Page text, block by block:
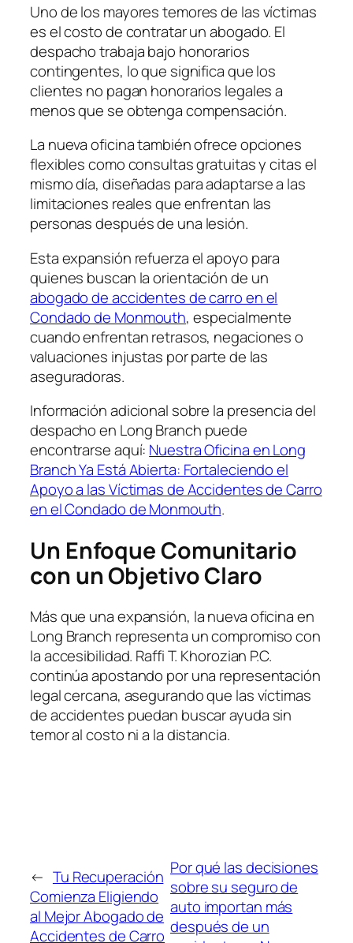
Uno de los mayores temores de las víctimas
es el costo de contratar un abogado. El
despacho trabaja bajo honorarios
contingentes, lo que significa que los
clientes no pagan honorarios legales a
menos que se obtenga compensación.
La nueva oficina también ofrece opciones
flexibles como consultas gratuitas y citas el
mismo día, diseñadas para adaptarse a las
limitaciones reales que enfrentan las
personas después de una lesión.
Esta expansión refuerza el apoyo para
quienes buscan la orientación de un
abogado de accidentes de carro en el
Condado de Monmouth, especialmente
cuando enfrentan retrasos, negaciones o
valuaciones injustas por parte de las
aseguradoras.
Información adicional sobre la presencia del
despacho en Long Branch puede
encontrarse aquí: Nuestra Oficina en Long
Branch Ya Está Abierta: Fortaleciendo el
Apoyo a las Víctimas de Accidentes de Carro
en el Condado de Monmouth.
Un Enfoque Comunitario
con un Objetivo Claro
Más que una expansión, la nueva oficina en
Long Branch representa un compromiso con
la accesibilidad. Raffi T. Khorozian P.C.
continúa apostando por una representación
legal cercana, asegurando que las víctimas
de accidentes puedan buscar ayuda sin
temor al costo ni a la distancia.
← Tu Recuperación
Comienza Eligiendo
al Mejor Abogado de
Accidentes de Carro
Por qué las decisiones
sobre su seguro de
auto importan más
después de un